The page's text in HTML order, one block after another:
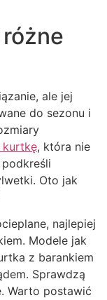
ale jej
do sezonu i
kurtkę, która nie
Oto jak
najlepiej
Modele jak
z barankiem
Sprawdzą
Warto postawić